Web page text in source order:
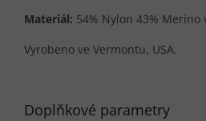
Materiál: 54% Nylon 43% Merino
Vyrobeno ve Vermontu, USA.
Doplňkové parametry